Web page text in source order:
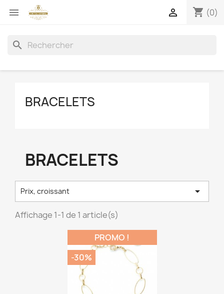
 shopping_cart (0)

search
BRACELETS
BRACELETS
Prix, croissant 
Affichage 1-1 de 1 article(s)
PROMO !
-30%